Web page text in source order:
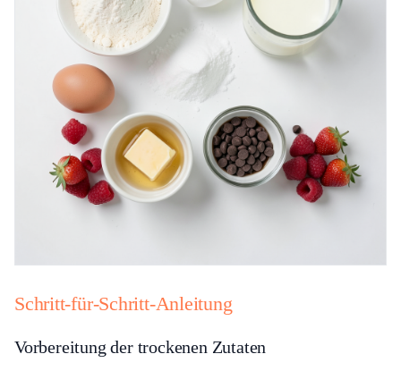
Schritt-für-Schritt-Anleitung
Vorbereitung der trockenen Zutaten